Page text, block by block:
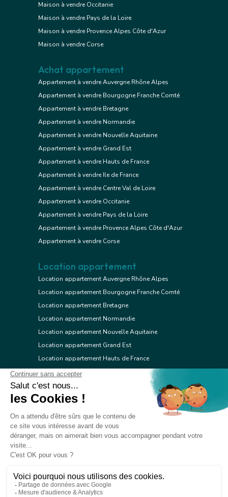
Maison à vendre Occitanie
Maison à vendre Pays de la Loire
Maison à vendre Provence Alpes Côte d'Azur
Maison à vendre Corse
Achat appartement
Appartement à vendre Auvergne Rhône Alpes
Appartement à vendre Bourgogne Franche Comté
Appartement à vendre Bretagne
Appartement à vendre Normandie
Appartement à vendre Nouvelle Aquitaine
Appartement à vendre Grand Est
Appartement à vendre Hauts de France
Appartement à vendre Ile de France
Appartement à vendre Centre Val de Loire
Appartement à vendre Occitanie
Appartement à vendre Pays de la Loire
Appartement à vendre Provence Alpes Côte d'Azur
Appartement à vendre Corse
Location appartement
Location appartement Auvergne Rhône Alpes
Location appartement Bourgogne Franche Comté
Location appartement Bretagne
Location appartement Normandie
Location appartement Nouvelle Aquitaine
Location appartement Grand Est
Location appartement Hauts de France
Location appartement Ile de France
Location appartement Centre Val de Loire
Location appartement Occitanie
Location appartement Provence Alpes Côte d'Azur
Location appartement Corse